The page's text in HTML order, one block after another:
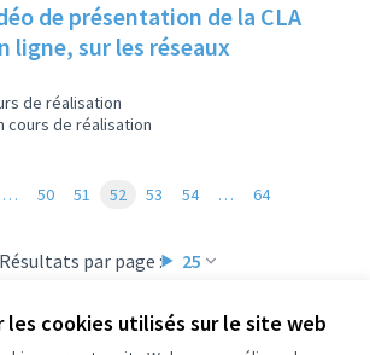
les cookies utilisés sur le site web
de présentation de la CLA
ligne, sur les réseaux
de réalisation
cours de réalisation
Résultats par page : 25
… 50 51 52 53 54 … 64